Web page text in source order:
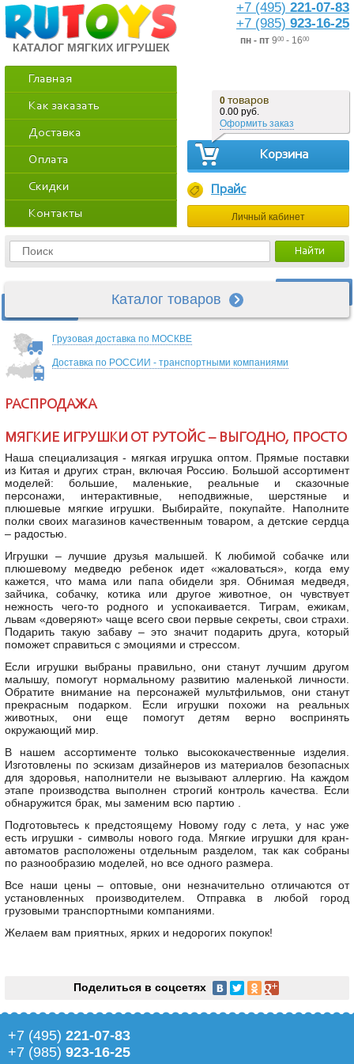
КАТАЛОГ МЯГКИХ ИГРУШЕК
+7 (495) 221-07-83
+7 (985) 923-16-25
пн - пт 900 - 1600
Прайс
0 товаров
0.00 руб.
Оформить заказ
Главная
Как заказать
Доставка
Оплата
Скидки
Контакты
Корзина
Личный кабинет
Каталог товаров
Грузовая доставка по МОСКВЕ
Доставка по РОССИИ - транспортными компаниями
РАСПРОДАЖА
МЯГКИЕ ИГРУШКИ ОТ РУТОЙС – ВЫГОДНО, ПРОСТО
Наша специализация - мягкая игрушка оптом. Прямые поставки
из Китая и других стран, включая Россию. Большой ассортимент
моделей: большие, маленькие, реальные и сказочные
персонажи, интерактивные, неподвижные, шерстяные и
плюшевые мягкие игрушки. Выбирайте, покупайте. Наполните
полки своих магазинов качественным товаром, а детские сердца
– радостью.
Игрушки – лучшие друзья малышей. К любимой собачке или
плюшевому медведю ребенок идет «жаловаться», когда ему
кажется, что мама или папа обидели зря. Обнимая медведя,
зайчика, собачку, котика или другое животное, он чувствует
нежность чего-то родного и успокаивается. Тиграм, ежикам,
львам «доверяют» чаще всего свои первые секреты, свои страхи.
Подарить такую забаву – это значит подарить друга, который
поможет справиться с эмоциями и стрессом.
Если игрушки выбраны правильно, они станут лучшим другом
малышу, помогут нормальному развитию маленькой личности.
Обратите внимание на персонажей мультфильмов, они станут
прекрасным подарком. Если игрушки похожи на реальных
животных, они еще помогут детям верно воспринять
окружающий мир.
В нашем ассортименте только высококачественные изделия.
Изготовлены по эскизам дизайнеров из материалов безопасных
для здоровья, наполнители не вызывают аллергию. На каждом
этапе производства выполнен строгий контроль качества. Если
обнаружится брак, мы заменим всю партию .
Подготовьтесь к предстоящему Новому году с лета, у нас уже
есть игрушки - символы нового года. Мягкие игрушки для кран-
автоматов расположены отдельным разделом, так как собраны
по разнообразию моделей, но все одного размера.
Все наши цены – оптовые, они незначительно отличаются от
установленных производителем. Отправка в любой город
грузовыми транспортными компаниями.
Желаем вам приятных, ярких и недорогих покупок!
Поделиться в соцсетях
+7 (495) 221-07-83
+7 (985) 923-16-25